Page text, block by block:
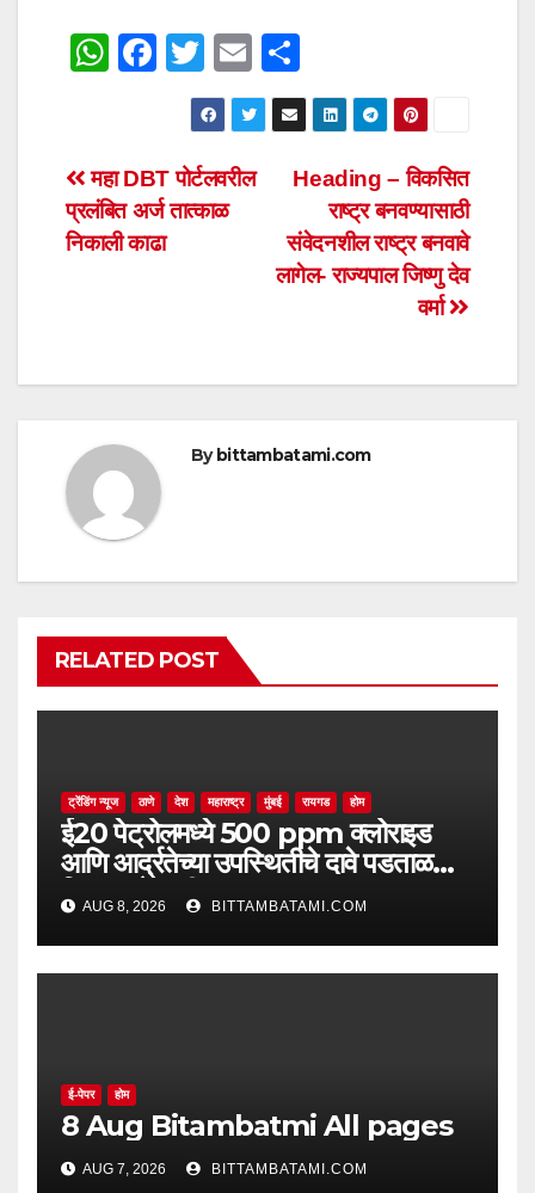
W
s
A
p
F
e
b
o
T
wi
tt
er
E
m
ail
h
ar
e
Post
navigation
Heading – विकसित
राष्ट्र बनवण्यासाठी
संवेदनशील राष्ट्र बनवावे
लागेल- राज्यपाल जिष्णु देव
वर्मा
महा DBT पोर्टलवरील
प्रलंबित अर्ज तात्काळ
निकाली काढा
By bittambatami.com
RELATED POST
ट्रेंडिंग न्यूज ठाणे देश महाराष्ट्र मुंबई रायगड होम
ई20 पेट्रोलमध्ये 500 ppm क्लोराइड
आणि आर्द्रतेच्या उपस्थितीचे दावे पडताळणीत
सिद्ध झाले नाहीत
AUG 8, 2026 BITTAMBATAMI.COM
ई-पेपर होम
8 Aug Bitambatmi All pages
AUG 7, 2026 BITTAMBATAMI.COM